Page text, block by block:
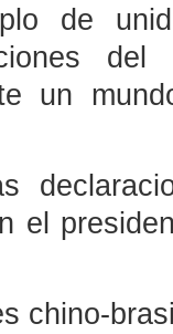
de
un
el
chino-